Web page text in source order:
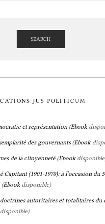
SEARCH
JUS POLITICUM
et représentation (Ebook
des gouvernants(Ebook
de la citoyenneté(Ebook
Capitant (1901-1970): à l’occasion du
(Ebookdisponible)
doctrines autoritaires et totalitaires du